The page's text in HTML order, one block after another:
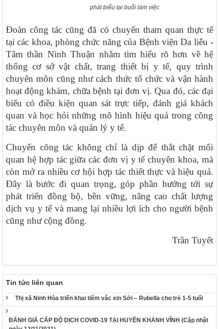
phát biểu tại buổi làm việc
Đoàn công tác cũng đã có chuyến tham quan thực tế
tại các khoa, phòng chức năng của Bệnh viện Da liễu -
Tâm thần Ninh Thuận nhằm tìm hiểu rõ hơn về hệ
thống cơ sở vật chất, trang thiết bị y tế, quy trình
chuyên môn cũng như cách thức tổ chức và vận hành
hoạt động khám, chữa bệnh tại đơn vị. Qua đó, các đại
biểu có điều kiện quan sát trực tiếp, đánh giá khách
quan và học hỏi những mô hình hiệu quả trong công
tác chuyên môn và quản lý y tế.
Chuyến công tác không chỉ là dịp để thắt chặt mối
quan hệ hợp tác giữa các đơn vị y tế chuyên khoa, mà
còn mở ra nhiều cơ hội hợp tác thiết thực và hiệu quả.
Đây là bước đi quan trọng, góp phần hướng tới sự
phát triển đồng bộ, bền vững, nâng cao chất lượng
dịch vụ y tế và mang lại nhiều lợi ích cho người bệnh
cũng như cộng đồng.
Trần Tuyết
Tin tức liên quan
Thị xã Ninh Hòa triển khai tiêm vắc xin Sởi – Rubella cho trẻ 1-5 tuổi
ĐÁNH GIÁ CẤP ĐỘ DỊCH COVID-19 TẠI HUYỆN KHÁNH VĨNH (Cập nhật
117/2025/QH15
Luật Bảo vệ bí mật nhà nước
63/2026/NĐ-CP
Nghị định Quy định chi tiết một số điều và biện pháp thi hành
Luật bảo vệ bí mật nhà nước
CÔNG BÁO/Số 1097 + 1098
LUẬT XỬ LÝ VI PHẠM HÀNH CHÍNH
190/2025/NĐ-CP
Nghị định Sửa đổi, bổ sung một số điều của Nghị định số
118/2021/NĐ-CP ngày 23 tháng 12 năm 2021 của Chính phủ
quy định chi tiết một số điều và biện pháp thi hành Luật Xử lý
vi phạm hành chính được sửa đổi, bổ sung theo Nghị định số
68/2025/NĐ-CP ngày 18 tháng 3 năm 2025 của Chính phủ và
Nghị định số 120/2021/NĐ-CP ngày 24 tháng 12 năm 2021
của Chính phủ quy định chế độ áp dụng biện pháp xử lý hành
chính giáo dục tại xã, phường, thị trấn
V/v định hướng công tác tuyên truyền, đấu tranh phản bác về
1265/HD-BCĐ
HƯỚNG DẪN QUẢN LÝ NGƯỜI MẮC COVID-19 TẠI NHÀ